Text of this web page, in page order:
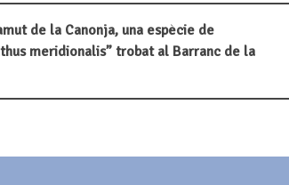
de la Canonja, una espècie de
meridionalis” trobat al Barranc de la